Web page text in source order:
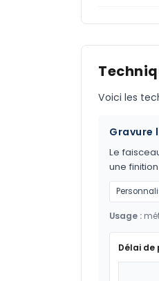
Voici les
Gravure
Le
une
Usage :
Délai